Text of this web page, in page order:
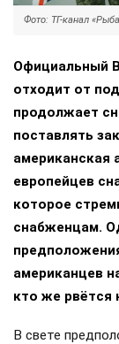
Фото: ТГ-канал
Официальный
отходит от
продолжает
поставлять
американская
европейцев
которое
снабженцам.
американцев
кто же рвётся
В свете